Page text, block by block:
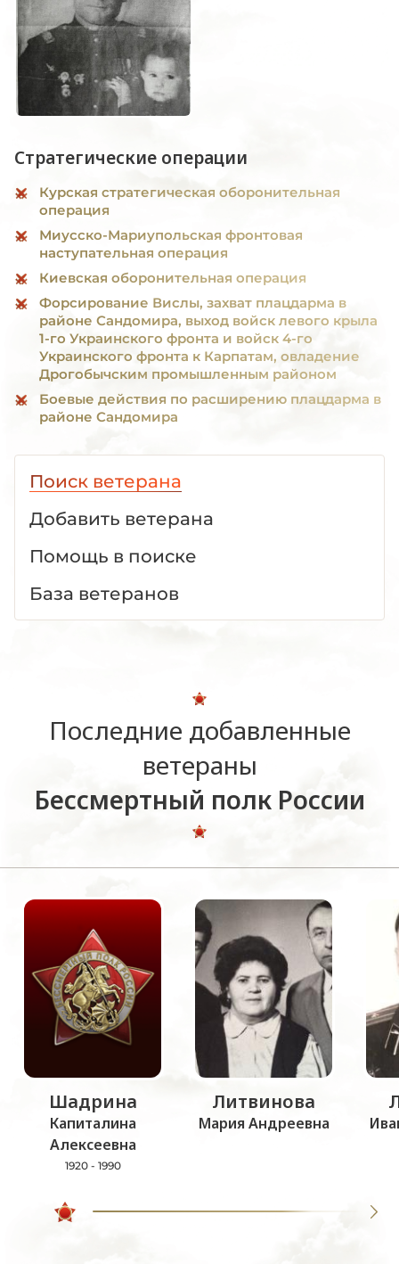
Стратегические операции
Курская стратегическая оборонительная
операция
Миусско-Мариупольская фронтовая
наступательная операция
Киевская оборонительная операция
Форсирование Вислы, захват плацдарма в
районе Сандомира, выход войск левого крыла
1-го Украинского фронта и войск 4-го
Украинского фронта к Карпатам, овладение
Дрогобычским промышленным районом
Боевые действия по расширению плацдарма в
районе Сандомира
Поиск ветерана
Добавить ветерана
Помощь в поиске
База ветеранов
Последние добавленные
ветераны
Бессмертный полк России
Шадрина
Капиталина
Алексеевна
1920 - 1990
Литвинова
Мария Андреевна